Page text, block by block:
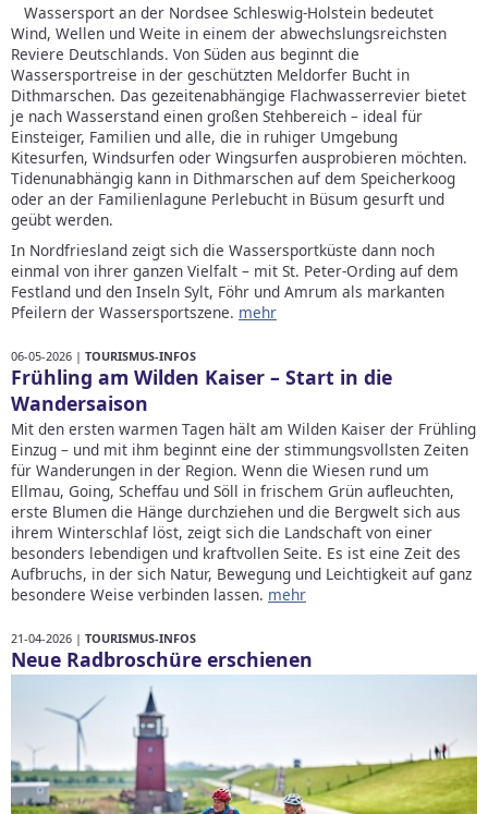
Wassersport an der Nordsee Schleswig-Holstein bedeutet
Wind, Wellen und Weite in einem der abwechslungsreichsten
Reviere Deutschlands. Von Süden aus beginnt die
Wassersportreise in der geschützten Meldorfer Bucht in
Dithmarschen. Das gezeitenabhängige Flachwasserrevier bietet
je nach Wasserstand einen großen Stehbereich – ideal für
Einsteiger, Familien und alle, die in ruhiger Umgebung
Kitesurfen, Windsurfen oder Wingsurfen ausprobieren möchten.
Tidenunabhängig kann in Dithmarschen auf dem Speicherkoog
oder an der Familienlagune Perlebucht in Büsum gesurft und
geübt werden.
In Nordfriesland zeigt sich die Wassersportküste dann noch
einmal von ihrer ganzen Vielfalt – mit St. Peter-Ording auf dem
Festland und den Inseln Sylt, Föhr und Amrum als markanten
Pfeilern der Wassersportszene. mehr
06-05-2026 | TOURISMUS-INFOS
Frühling am Wilden Kaiser – Start in die
Wandersaison
Mit den ersten warmen Tagen hält am Wilden Kaiser der Frühling
Einzug – und mit ihm beginnt eine der stimmungsvollsten Zeiten
für Wanderungen in der Region. Wenn die Wiesen rund um
Ellmau, Going, Scheffau und Söll in frischem Grün aufleuchten,
erste Blumen die Hänge durchziehen und die Bergwelt sich aus
ihrem Winterschlaf löst, zeigt sich die Landschaft von einer
besonders lebendigen und kraftvollen Seite. Es ist eine Zeit des
Aufbruchs, in der sich Natur, Bewegung und Leichtigkeit auf ganz
besondere Weise verbinden lassen. mehr
21-04-2026 | TOURISMUS-INFOS
Neue Radbroschüre erschienen